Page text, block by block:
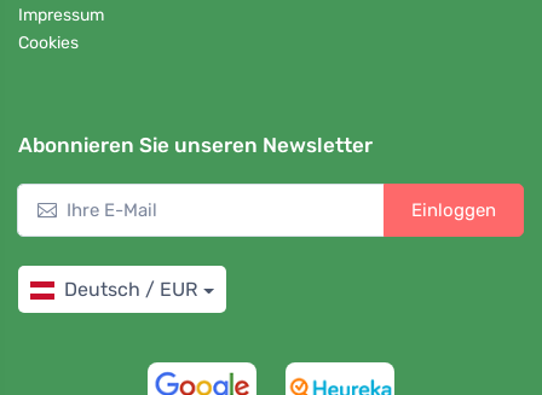
Impressum
Cookies
Abonnieren Sie unseren Newsletter
Einloggen
Deutsch / EUR